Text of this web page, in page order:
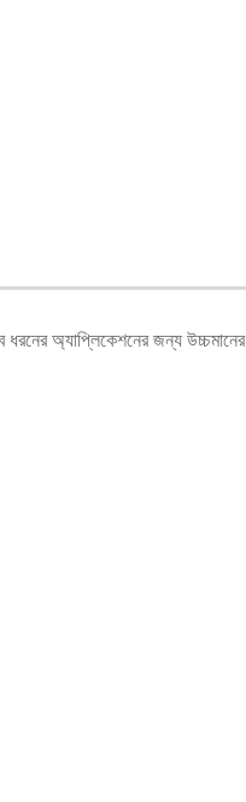
অ্যাপ্লিকেশনের জন্য উচ্চমানের